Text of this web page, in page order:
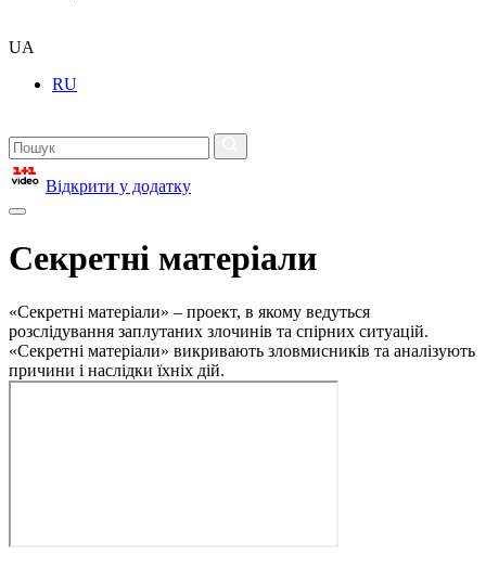
UA
RU
Відкрити у додатку
Секретні матеріали
«Секретні матеріали» – проект, в якому ведуться
розслідування заплутаних злочинів та спірних ситуацій.
«Секретні матеріали» викривають зловмисників та аналізують
причини і наслідки їхніх дій.